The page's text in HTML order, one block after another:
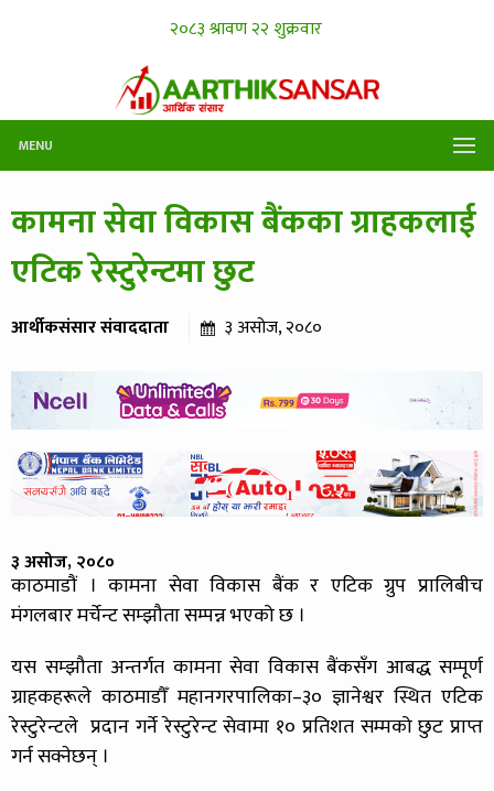
MENU
कामना सेवा विकास बैंकका ग्राहकलाई
एटिक रेस्टुरेन्टमा छुट
आर्थीकसंसार संवाददाता ३ असोज, २०८०
३ असोज, २०८०
काठमाडौं । कामना सेवा विकास बैंक र एटिक ग्रुप प्रालिबीच
मंगलबार मर्चेन्ट सम्झौता सम्पन्न भएको छ ।
यस सम्झौता अन्तर्गत कामना सेवा विकास बैंकसँग आबद्ध सम्पूर्ण
ग्राहकहरूले काठमाडौँ महानगरपालिका–३० ज्ञानेश्वर स्थित एटिक
रेस्टुरेन्टले प्रदान गर्ने रेस्टुरेन्ट सेवामा १० प्रतिशत सम्मको छुट प्राप्त
गर्न सक्नेछन् ।